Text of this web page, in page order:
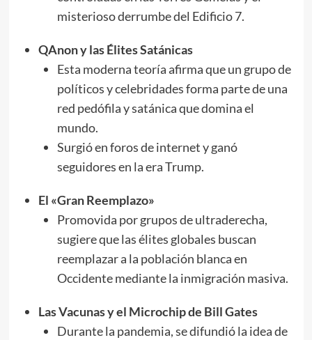
misterioso derrumbe del Edificio 7.
QAnon y las Élites Satánicas
Esta moderna teoría afirma que un grupo de
políticos y celebridades forma parte de una
red pedófila y satánica que domina el
mundo.
Surgió en foros de internet y ganó
seguidores en la era Trump.
El «Gran Reemplazo»
Promovida por grupos de ultraderecha,
sugiere que las élites globales buscan
reemplazar a la población blanca en
Occidente mediante la inmigración masiva.
Las Vacunas y el Microchip de Bill Gates
Durante la pandemia, se difundió la idea de